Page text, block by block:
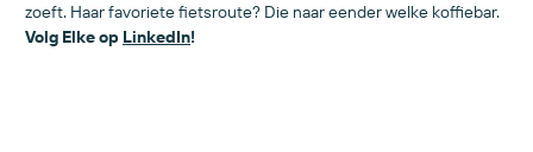
zoeft. Haar favoriete fietsroute? Die naar eender welke koffiebar.
Volg Elke op LinkedIn!